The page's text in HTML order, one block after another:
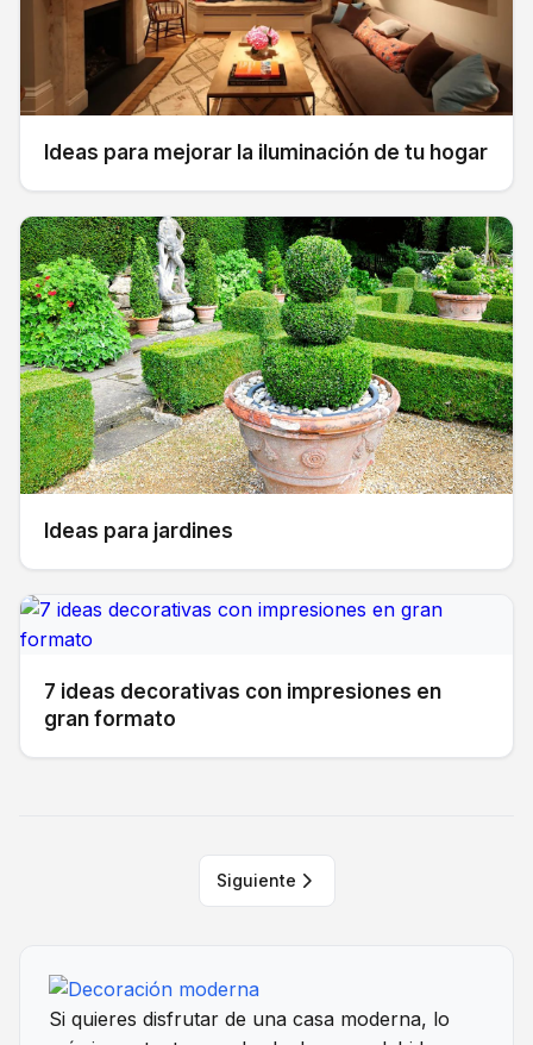
Ideas para mejorar la iluminación de tu hogar
Ideas para jardines
7 ideas decorativas con impresiones en
gran formato
Siguiente
Si quieres disfrutar de una casa moderna, lo